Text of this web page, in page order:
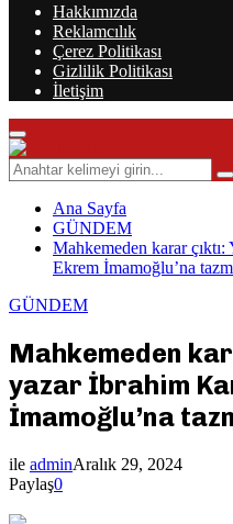
Hakkımızda
Reklamcılık
Çerez Politikası
Gizlilik Politikası
İletişim
Primary
Menu
Search
for:
Ana Sayfa
GÜNDEM
Mahkemeden karar
Ekrem İmamoğlu’na
GÜNDEM
Mahkemeden
yazar İbrahim
İmamoğlu’na
ile adminAralık 29, 2024
Paylaş0